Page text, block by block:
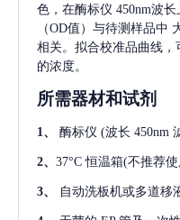
色，在酶标仪 450nm波
（OD值）与待测样品中
相关。拟合校准品曲线，
的浓度。
所需器材和试剂
1、 酶标仪 (波长 450nm
2、 37°C 恒温箱(不推荐
3、 自动洗板机或多道移